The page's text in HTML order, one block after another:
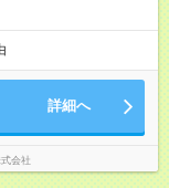
詳細へ
会社